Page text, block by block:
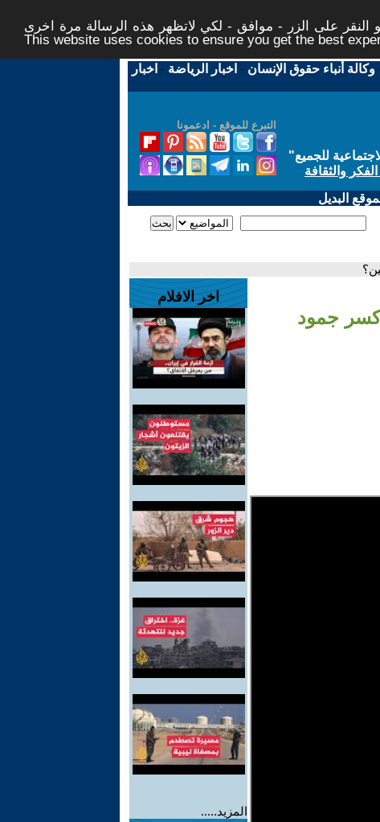
على الزر - موافق - لكي لاتظهر هذه الرسالة مرة اخرى -
This website uses cookies to ensure you get the best
وكالة أنباء حقوق الإنسان - اخبار الرياضة - اخبار
التبرع للموقع - ادعمونا
للجميع"
والثقافة
البديل
جمود
اخر الافلام
المزيد.....